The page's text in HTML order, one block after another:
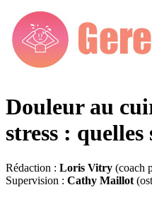
Douleur au
stress :
Rédaction : Loris Vitry (coach
Supervision : Cathy Maillot